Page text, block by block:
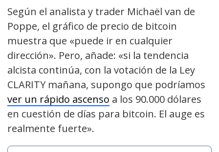
Según el analista y trader Michaël van de
Poppe, el gráfico de precio de bitcoin
muestra que «puede ir en cualquier
dirección». Pero, añade: «si la tendencia
alcista continúa, con la votación de la Ley
CLARITY mañana, supongo que podríamos
ver un rápido ascenso a los 90.000 dólares
en cuestión de días para bitcoin. El auge es
realmente fuerte».